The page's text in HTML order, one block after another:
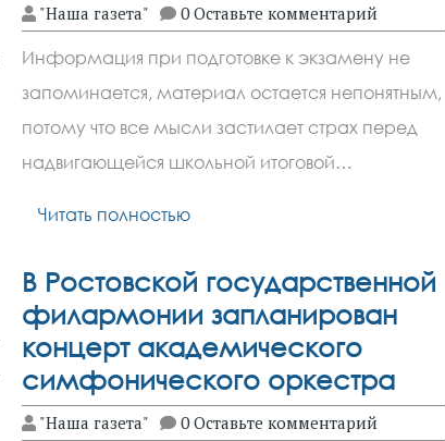
"Наша газета" 0 Оставьте комментарий
Информация при подготовке к экзамену не
запоминается, материал остается непонятным,
потому что все мысли застилает страх перед
надвигающейся школьной итоговой…
Читать полностью
В Ростовской государственной
филармонии запланирован
концерт академического
симфонического оркестра
"Наша газета" 0 Оставьте комментарий